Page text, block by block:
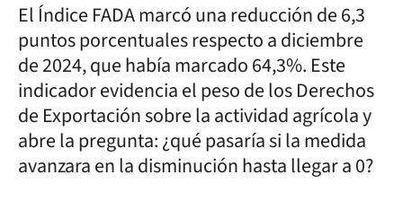
El Índice FADA marcó una reducción de 6,3
puntos porcentuales respecto a diciembre
de 2024, que había marcado 64,3%. Este
indicador evidencia el peso de los Derechos
de Exportación sobre la actividad agrícola y
abre la pregunta: ¿qué pasaría si la medida
avanzara en la disminución hasta llegar a 0?